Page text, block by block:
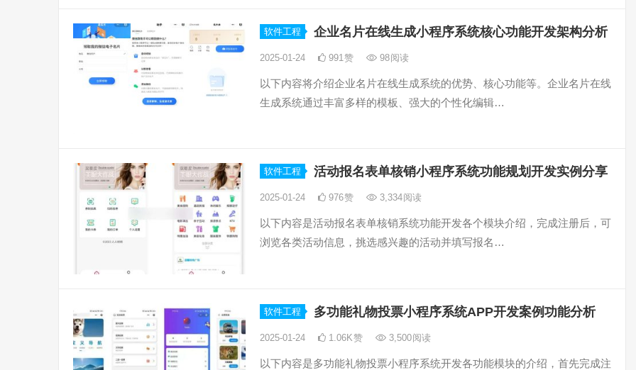
软件工程 企业名片在线生成小程序系统核心功能开发架构分析
2025-01-24 991赞 98阅读
以下内容将介绍企业名片在线生成系统的优势、核心功能等。企业名片在线
生成系统通过丰富多样的模板、强大的个性化编辑…
软件工程 活动报名表单核销小程序系统功能规划开发实例分享
2025-01-24 976赞 3,334阅读
以下内容是活动报名表单核销系统功能开发各个模块介绍，完成注册后，可
浏览各类活动信息，挑选感兴趣的活动并填写报名…
软件工程 多功能礼物投票小程序系统APP开发案例功能分析
2025-01-24 1.06K赞 3,500阅读
以下内容是多功能礼物投票小程序系统开发各功能模块的介绍，首先完成注